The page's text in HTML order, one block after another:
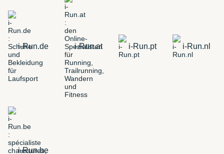
i-Run.de i-Run.at i-Run.pt i-Run.nl
i-Run.be